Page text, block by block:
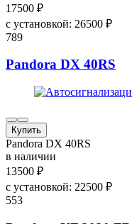
17500 ₽
с установкой: 26500 ₽
789
Pandora DX 40RS
Купить
Pandora DX 40RS
в наличии
13500 ₽
с установкой: 22500 ₽
553